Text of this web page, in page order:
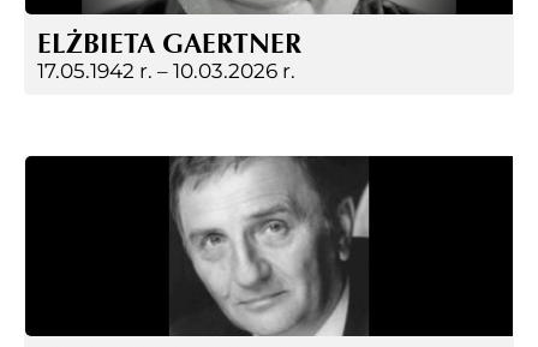
ELŻBIETA GAERTNER
17.05.1942 r. – 10.03.2026 r.